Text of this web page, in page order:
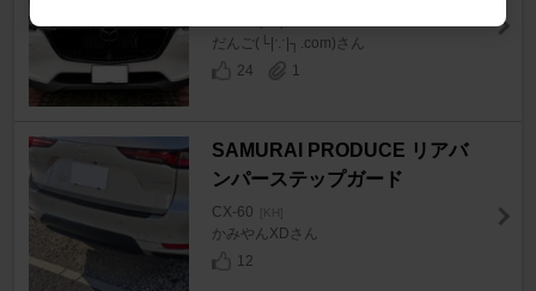
だんご(└|∵|┐.com)さん
24
1
SAMURAI PRODUCE リアバ
ンパーステップガード
CX-60 [KH]
かみやんXDさん
12